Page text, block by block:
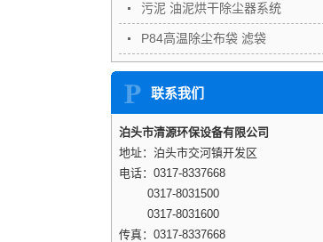
污泥 油泥烘干除尘器系统
P84高温除尘布袋 滤袋
联系我们
泊头市清源环保设备有限公司
地址：泊头市交河镇开发区
电话：0317-8337668
0317-8031500
0317-8031600
传真：0317-8337668